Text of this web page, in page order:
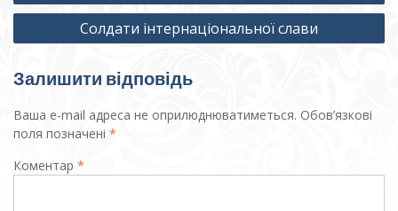
Солдати інтернаціональної слави
Залишити відповідь
Ваша e-mail адреса не оприлюднюватиметься. Обов’язкові
поля позначені *
Коментар *